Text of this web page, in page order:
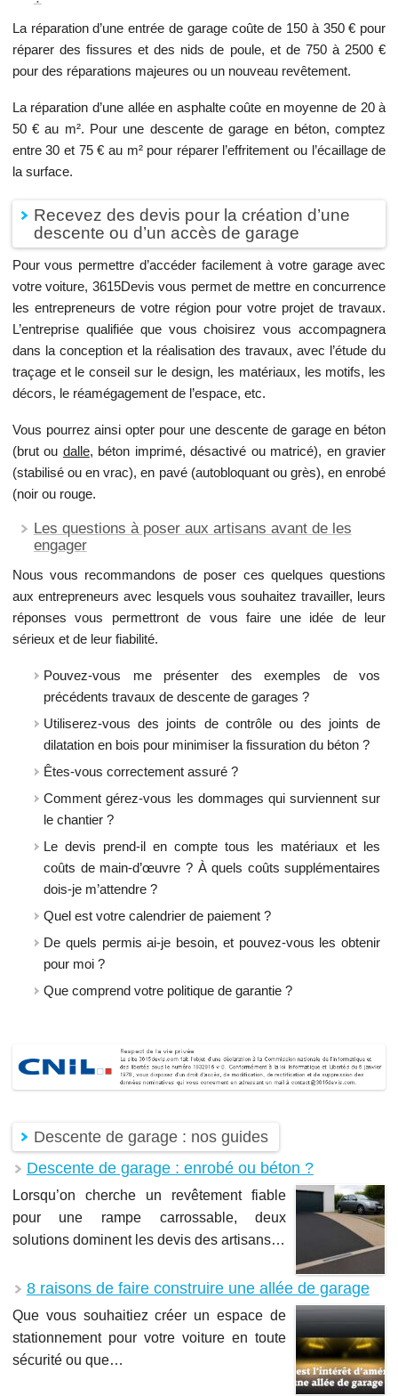
La réparation d’une entrée de garage coûte de 150 à 350 € pour
réparer des fissures et des nids de poule, et de 750 à 2500 €
pour des réparations majeures ou un nouveau revêtement.
La réparation d’une allée en asphalte coûte en moyenne de 20 à
50 € au m². Pour une descente de garage en béton, comptez
entre 30 et 75 € au m² pour réparer l’effritement ou l’écaillage de
la surface.
Recevez des devis pour la création d’une
descente ou d’un accès de garage
Pour vous permettre d’accéder facilement à votre garage avec
votre voiture, 3615Devis vous permet de mettre en concurrence
les entrepreneurs de votre région pour votre projet de travaux.
L’entreprise qualifiée que vous choisirez vous accompagnera
dans la conception et la réalisation des travaux, avec l’étude du
traçage et le conseil sur le design, les matériaux, les motifs, les
décors, le réamégagement de l’espace, etc.
Vous pourrez ainsi opter pour une descente de garage en béton
(brut ou dalle, béton imprimé, désactivé ou matricé), en gravier
(stabilisé ou en vrac), en pavé (autobloquant ou grès), en enrobé
(noir ou rouge.
Les questions à poser aux artisans avant de les
engager
Nous vous recommandons de poser ces quelques questions
aux entrepreneurs avec lesquels vous souhaitez travailler, leurs
réponses vous permettront de vous faire une idée de leur
sérieux et de leur fiabilité.
Pouvez-vous me présenter des exemples de vos
précédents travaux de descente de garages ?
Utiliserez-vous des joints de contrôle ou des joints de
dilatation en bois pour minimiser la fissuration du béton ?
Êtes-vous correctement assuré ?
Comment gérez-vous les dommages qui surviennent sur
le chantier ?
Le devis prend-il en compte tous les matériaux et les
coûts de main-d’œuvre ? À quels coûts supplémentaires
dois-je m’attendre ?
Quel est votre calendrier de paiement ?
De quels permis ai-je besoin, et pouvez-vous les obtenir
pour moi ?
Que comprend votre politique de garantie ?
Descente de garage : nos guides
Descente de garage : enrobé ou béton ?
Lorsqu’on cherche un revêtement fiable
pour une rampe carrossable, deux
solutions dominent les devis des artisans…
8 raisons de faire construire une allée de garage
Que vous souhaitiez créer un espace de
stationnement pour votre voiture en toute
sécurité ou que…